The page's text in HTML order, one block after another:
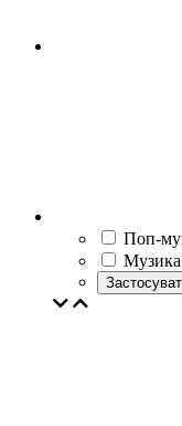
Поп-
Музика